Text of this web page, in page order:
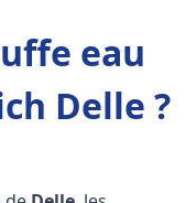
eau
Delle ?